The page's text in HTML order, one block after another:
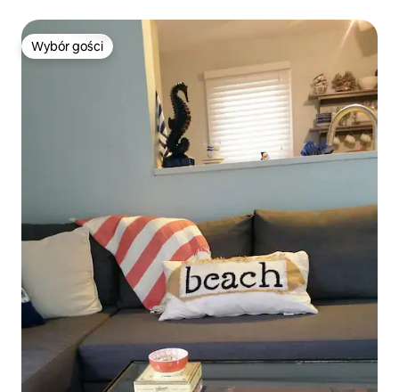
Wybór gości
Wybór gości